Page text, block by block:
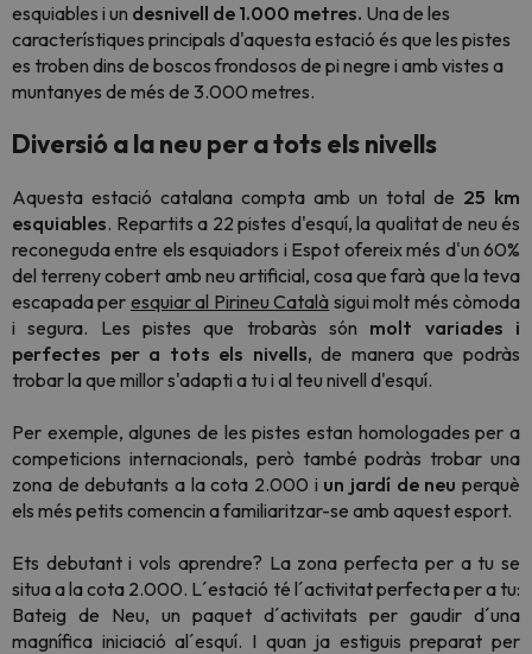
esquiables i un desnivell de 1.000 metres. Una de les
característiques principals d'aquesta estació és que les pistes
es troben dins de boscos frondosos de pi negre i amb vistes a
muntanyes de més de 3.000 metres.
Diversió a la neu per a tots els nivells
Aquesta estació catalana compta amb un total de 25 km
esquiables. Repartits a 22 pistes d'esquí, la qualitat de neu és
reconeguda entre els esquiadors i Espot ofereix més d'un 60%
del terreny cobert amb neu artificial, cosa que farà que la teva
escapada per esquiar al Pirineu Català sigui molt més còmoda
i segura. Les pistes que trobaràs són molt variades i
perfectes per a tots els nivells, de manera que podràs
trobar la que millor s'adapti a tu i al teu nivell d'esquí.
Per exemple, algunes de les pistes estan homologades per a
competicions internacionals, però també podràs trobar una
zona de debutants a la cota 2.000 i un jardí de neu perquè
els més petits comencin a familiaritzar-se amb aquest esport.
Ets debutant i vols aprendre? La zona perfecta per a tu se
situa a la cota 2.000. L´estació té l´activitat perfecta per a tu:
Bateig de Neu, un paquet d´activitats per gaudir d´una
magnífica iniciació al´esquí. I quan ja estiguis preparat per